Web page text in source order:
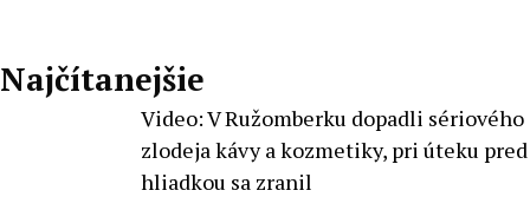
Najčítanejšie
Video: V Ružomberku dopadli sériového
zlodeja kávy a kozmetiky, pri úteku pred
hliadkou sa zranil